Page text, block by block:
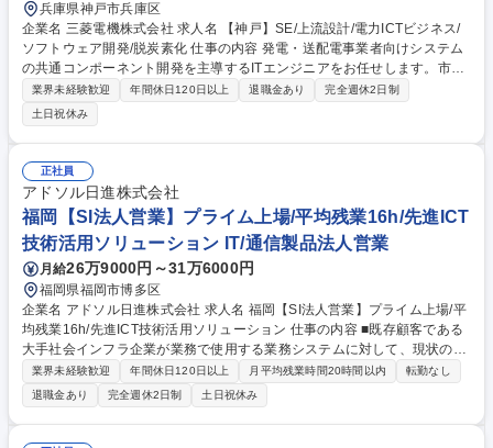
兵庫県神戸市兵庫区
企業名 三菱電機株式会社 求人名 【神戸】SE/上流設計/電力ICTビジネス/
ソフトウェア開発/脱炭素化 仕事の内容 発電・送配電事業者向けシステム
の共通コンポーネント開発を主導するITエンジニアをお任せします。市場
動向調査から要件定義、システム全体設計、関連部門との調整、協力会社
への委託等まで幅広く担当します。 ■共通ソフトウェアコンポーネントの
要件定義及びシステム全体設計 ■共同研究・実証試験推進、社内関連部門
との要件・工程調整 ■詳細設計から試験までの委託先マネジメント ■開発
の工程・コスト管理、品質記録整備 ■AIやクラウド等の最新IT技術を適用
した開発 ※1案件の完遂期間は基本1年です。開発業務の半分は研究開発
的要素を含み、コードの理解や的確な指示出しが求められます。 募集職種
【神戸】SE/上流設計/電力ICTビジネス/ソフトウェア開発/脱炭素化
業界未経験歓迎 年間休日120日以上 退職金あり
完全週休2日制
土日祝休み
正社員
アドソル日進株式会社
福岡【SI法人営業】プライム上場/平均残業16h/先進ICT
技術活用ソリューション IT/通信製品法人営業
月給26万9000円～31万6000円
福岡県福岡市博多区
企業名 アドソル日進株式会社 求人名 福岡【SI法人営業】プライム上場/平
均残業16h/先進ICT技術活用ソリューション 仕事の内容 ■既存顧客である
大手社会インフラ企業が業務で使用する業務システムに対して、現状の課
題分析や改善提案を行いクロージング、アフターフォローまで、営業とし
て長期的に携わることができます。 ■複数の顧客を担当するのではなく、
大手顧客の部署毎に社内で起こっているシステムのお困りごとをヒアリン
グし、ご提案に繋げます。 ■顧客へフォローする中で年間400案件程、弊
業界未経験歓迎 年間休日120日以上 月平均残業時間20時間以内
転勤なし
退職金あり
完全週休2日制 土日祝休み